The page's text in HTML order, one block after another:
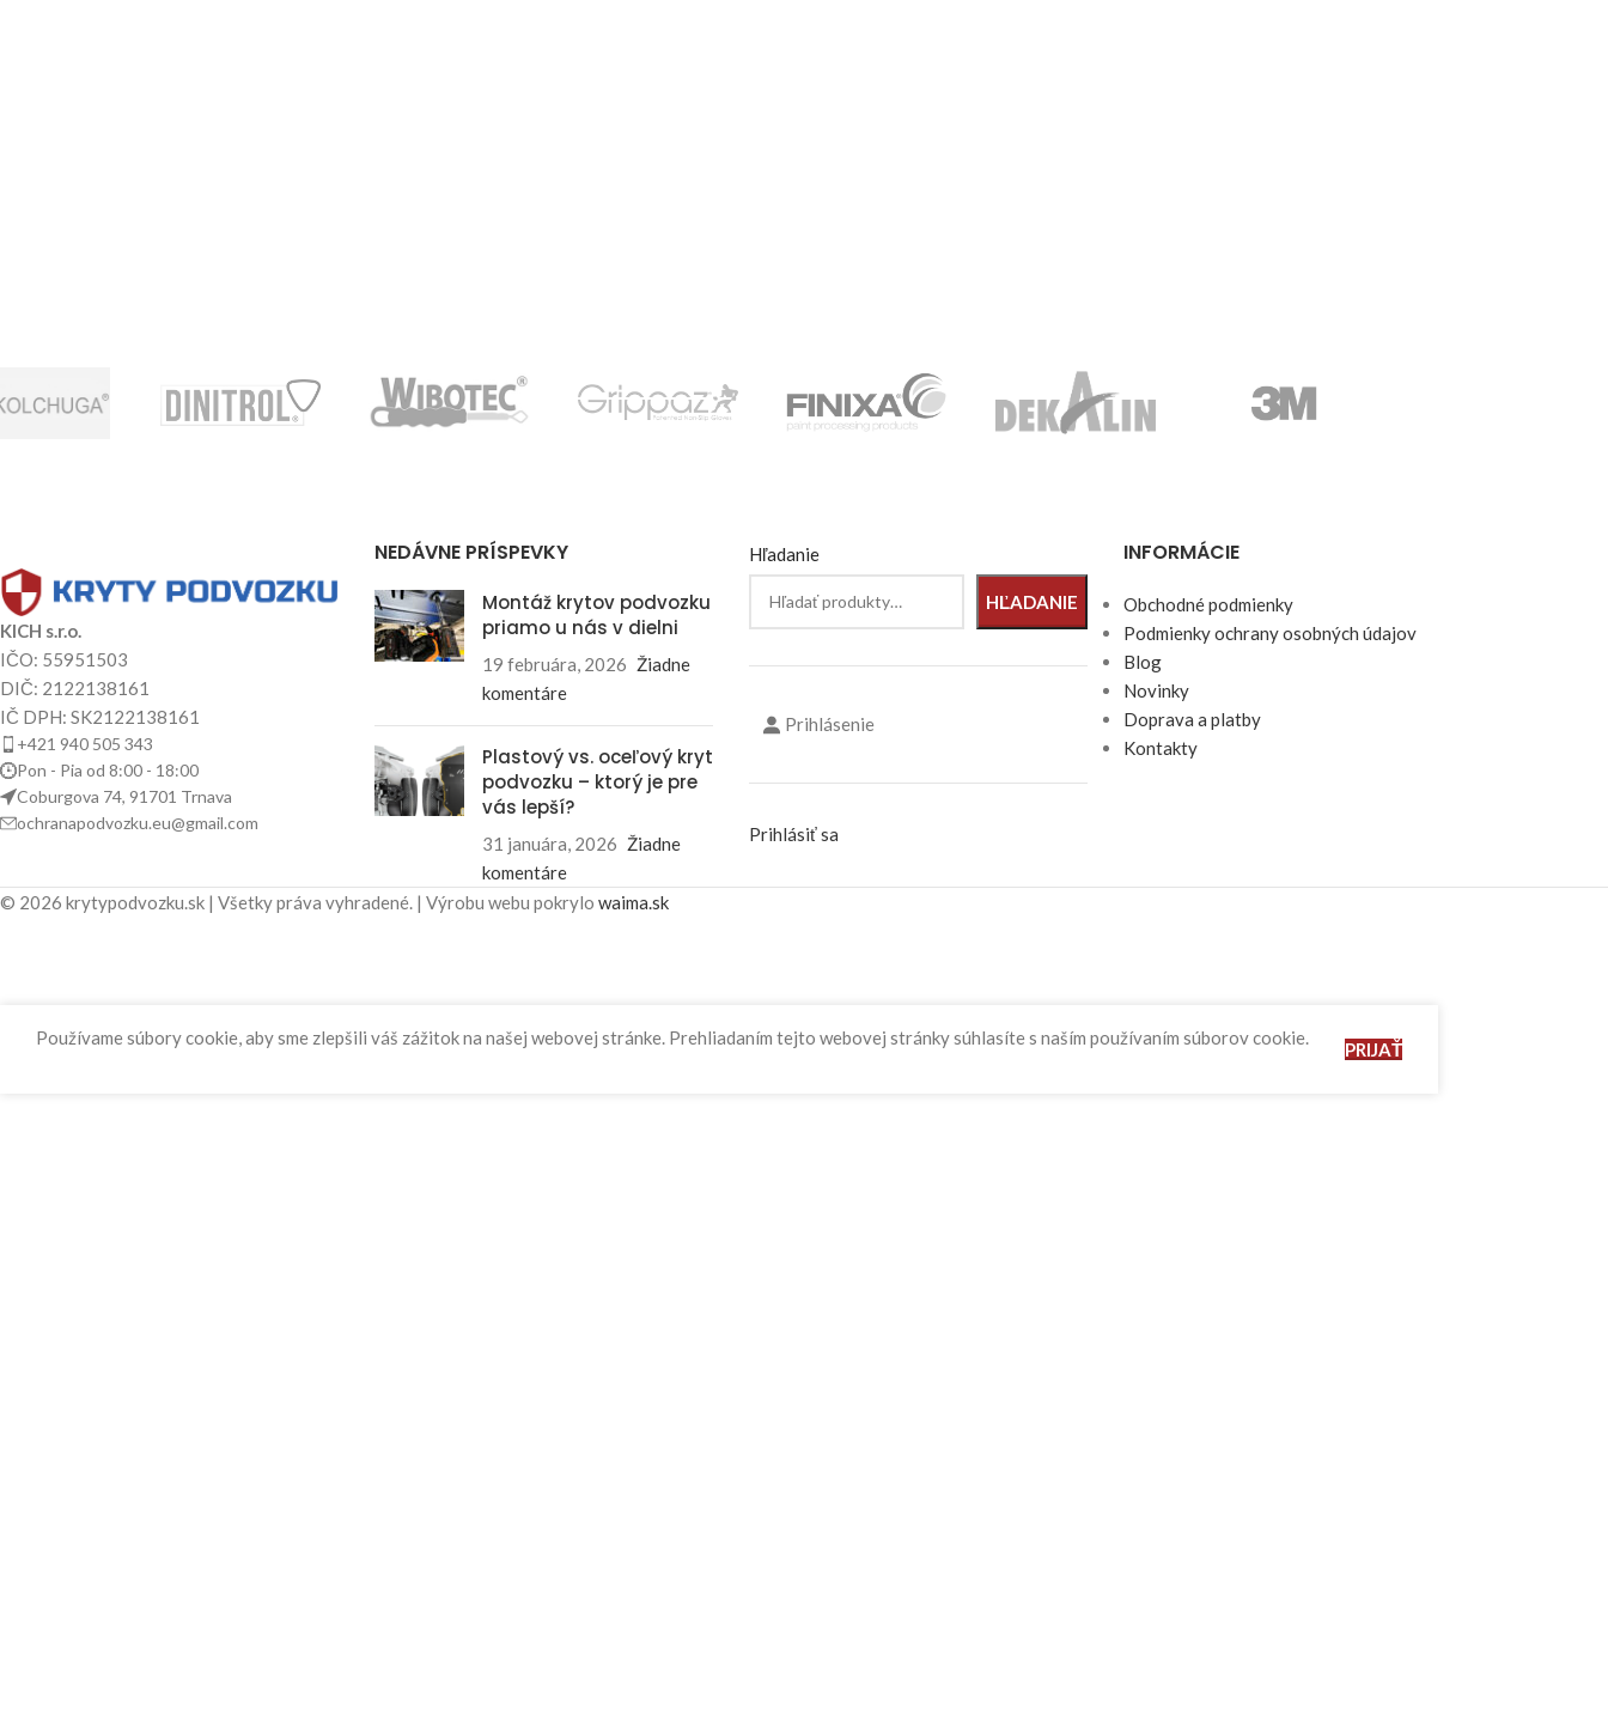
KICH s.r.o.
IČO: 55951503
DIČ: 2122138161
IČ DPH: SK2122138161
+421 940 505 343
Pon - Pia od 8:00 - 18:00
Coburgova 74, 91701 Trnava
ochranapodvozku.eu@gmail.com
NEDÁVNE PRÍSPEVKY
Montáž krytov podvozku
priamo u nás v dielni
19 februára, 2026 Žiadne
komentáre
Plastový vs. oceľový kryt
podvozku – ktorý je pre
vás lepší?
31 januára, 2026 Žiadne
komentáre
Hľadanie
HĽADANIE
Prihlásenie
Prihlásiť sa
INFORMÁCIE
Obchodné podmienky
Podmienky ochrany osobných údajov
Blog
Novinky
Doprava a platby
Kontakty
© 2026 krytypodvozku.sk | Všetky práva vyhradené. | Výrobu webu pokrylo waima.sk
Používame súbory cookie, aby sme zlepšili váš zážitok na našej webovej stránke. Prehliadaním tejto webovej stránky súhlasíte s naším používaním súborov cookie.
PRIJAŤ